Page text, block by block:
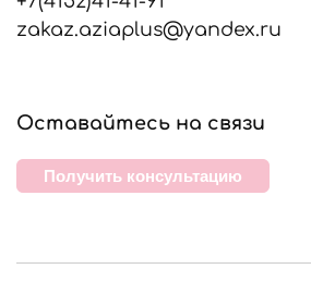
zakaz.aziaplus@yandex.ru
Оставайтесь на связи
Получить консультацию